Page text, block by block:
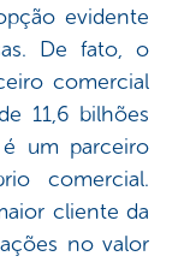
evidente
De fato, o
comercial
11,6 bilhões
um parceiro
comercial.
cliente da
no valor